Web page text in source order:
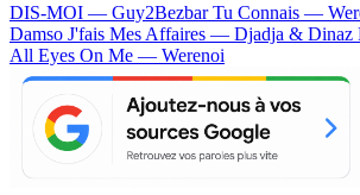
DIS-MOI — Guy2BezbarTu Connais —
Damso J'fais Mes Affaires — Djadja & Dinaz
All Eyes On Me — Werenoi